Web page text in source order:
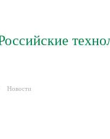
Новости